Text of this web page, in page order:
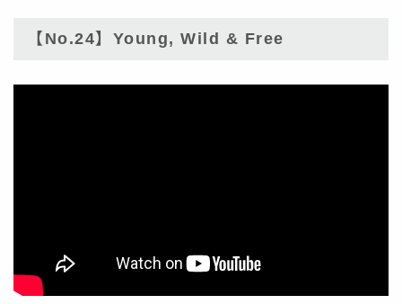
【No.24】Young, Wild & Free